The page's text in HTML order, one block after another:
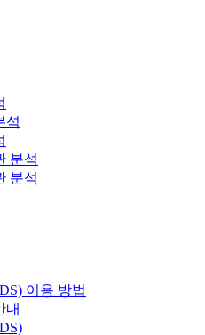
석
분석
분석
이용 방법
내